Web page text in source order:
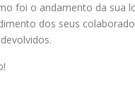
foi o andamento da sua
dos seus